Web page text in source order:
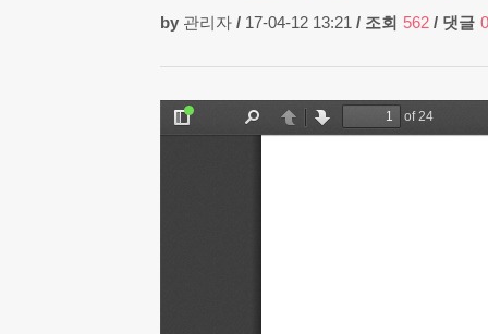
by 관리자 / 17-04-12 13:21 / 조회 562 / 댓글 0